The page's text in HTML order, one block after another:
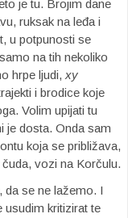
je tu. Brojim dane
ruksak na leđa i
u potpunosti se
na tih nekoliko
hrpe ljudi, xy
i brodice koje
Volim upijati tu
je dosta. Onda sam
koja se približava,
čuda, vozi na Korčulu.
da se ne lažemo. I
usudim kritizirat te